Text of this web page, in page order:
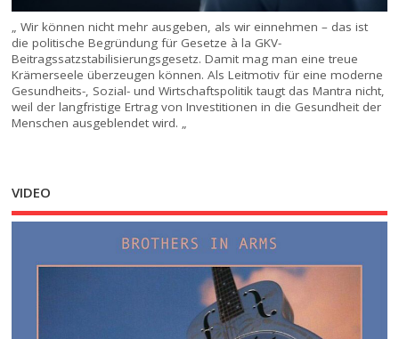
„ Wir können nicht mehr ausgeben, als wir einnehmen – das ist
die politische Begründung für Gesetze à la GKV-
Beitragssatzstabilisierungsgesetz. Damit mag man eine treue
Krämerseele überzeugen können. Als Leitmotiv für eine moderne
Gesundheits-, Sozial- und Wirtschaftspolitik taugt das Mantra nicht,
weil der langfristige Ertrag von Investitionen in die Gesundheit der
Menschen ausgeblendet wird. „
VIDEO